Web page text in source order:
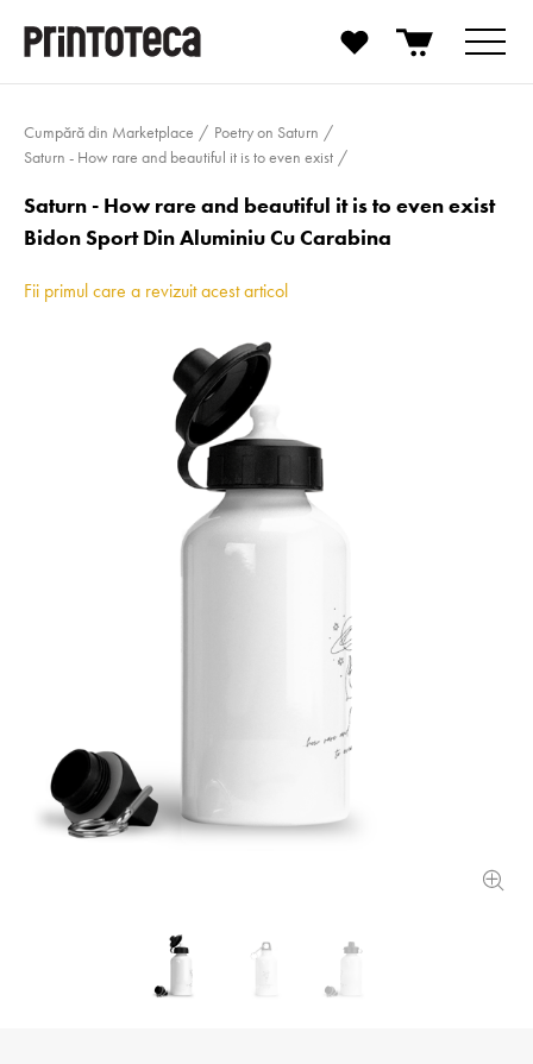
Cumpără din Marketplace
Poetry on Saturn
Saturn - How rare and beautiful it is to even exist
Saturn - How rare and beautiful it is to even exist
Bidon Sport Din Aluminiu Cu Carabina
Fii primul care a revizuit acest articol